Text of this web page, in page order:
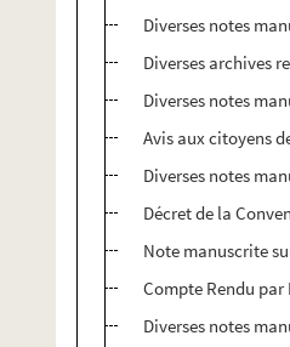
Diverses notes
Diverses archives
Diverses notes
Avis aux citoyens
Diverses notes
Décret de la
Note manuscrite
Compte Rendu par
Diverses notes